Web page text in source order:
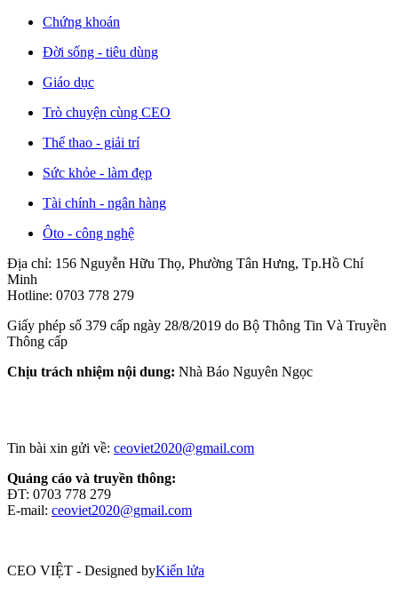
Chứng khoán
Đời sống - tiêu dùng
Giáo dục
Trò chuyện cùng CEO
Thể thao - giải trí
Sức khỏe - làm đẹp
Tài chính - ngân hàng
Ôto - công nghệ
Địa chỉ: 156 Nguyễn Hữu Thọ, Phường Tân Hưng, Tp.Hồ Chí
Minh
Hotline: 0703 778 279
Giấy phép số 379 cấp ngày 28/8/2019 do Bộ Thông Tin Và Truyền
Thông cấp
Chịu trách nhiệm nội dung: Nhà Báo Nguyên Ngọc
Tin bài xin gửi về: ceoviet2020@gmail.com
Quảng cáo và truyền thông:
ĐT: 0703 778 279
E-mail: ceoviet2020@gmail.com
CEO VIỆT - Designed byKiến lửa